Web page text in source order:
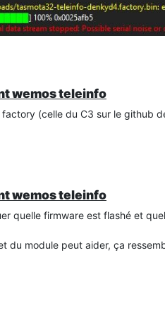
wemos teleinfo
(celle du C3 sur le github
wemos teleinfo
quelle firmware est flashé et
du module peut aider, ça